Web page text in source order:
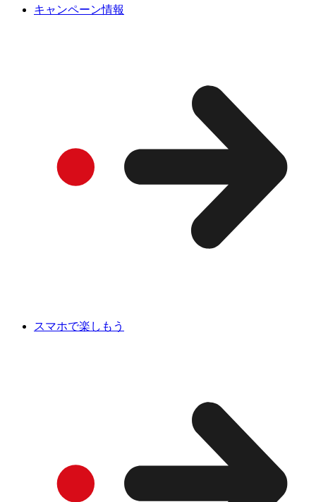
キャンペーン情報
スマホで楽しもう